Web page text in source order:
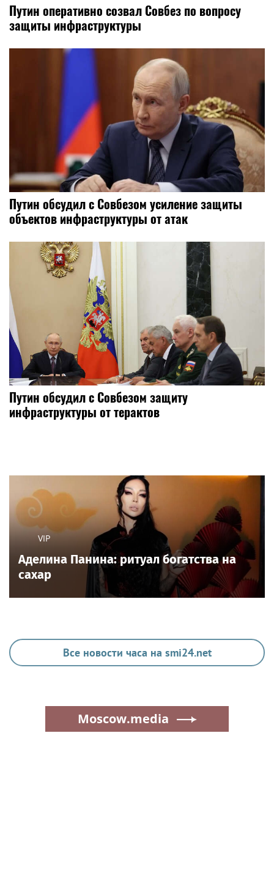
Путин оперативно созвал Совбез по вопросу
защиты инфраструктуры
Путин обсудил с Совбезом усиление защиты
объектов инфраструктуры от атак
Путин обсудил с Совбезом защиту
инфраструктуры от терактов
VIP
Аделина Панина: ритуал богатства на
сахар
Все новости часа на smi24.net
Moscow.media